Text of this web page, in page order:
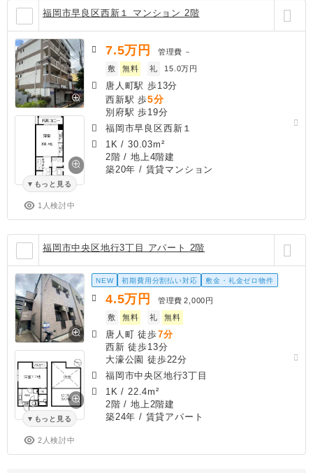
福岡市早良区西新１ マンション 2階
もっと見る
1人検討中
7.5万円 管理費 －
敷
無料 礼 15.0万円
唐人町駅 歩13分
西新駅 歩5分
別府駅 歩19分
福岡市早良区西新１
1K /30.03m²
2階 / 地上4階建
築20年 / 賃貸マンション
福岡市中央区地行3丁目 アパート 2階
もっと見る
2人検討中
NEW 初期費用分割払い対応 敷金・礼金ゼロ物件
4.5万円 管理費 2,000円
敷
無料 礼 無料
唐人町 徒歩7分
西新 徒歩13分
大濠公園 徒歩22分
福岡市中央区地行3丁目
1K / 22.4m²
2階 / 地上2階建
築24年 / 賃貸アパート